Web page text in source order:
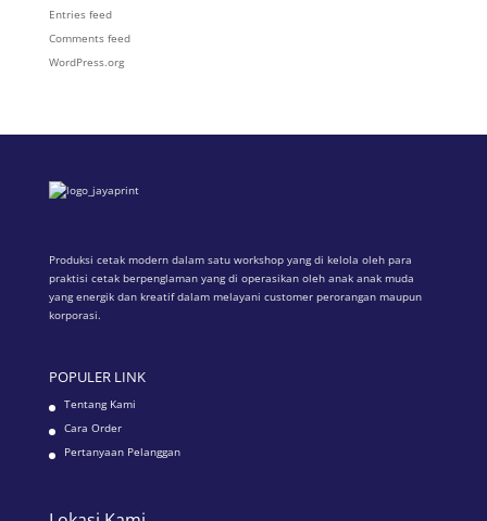
Entries feed
Comments feed
WordPress.org
Produksi cetak modern dalam satu workshop yang di kelola oleh para
praktisi cetak berpenglaman yang di operasikan oleh anak anak muda
yang energik dan kreatif dalam melayani customer perorangan maupun
korporasi.
POPULER LINK
Tentang Kami
Cara Order
Pertanyaan Pelanggan